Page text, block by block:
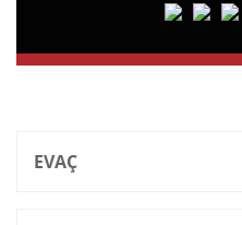
EVAÇ